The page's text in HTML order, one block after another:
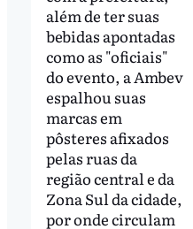
além de ter suas
bebidas apontadas
como as "oficiais"
do evento, a Ambev
espalhou suas
marcas em
pôsteres afixados
pelas ruas da
região central e da
Zona Sul da cidade,
por onde circulam